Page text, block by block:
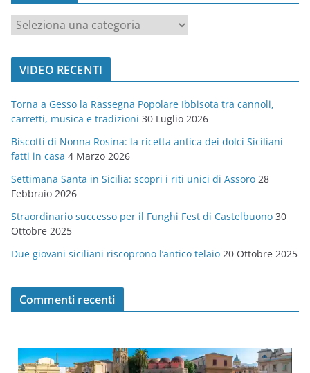
a
t
o
r
i
e
VIDEO RECENTI
Torna a Gesso la Rassegna Popolare Ibbisota tra cannoli,
carretti, musica e tradizioni 30 Luglio 2026
Biscotti di Nonna Rosina: la ricetta antica dei dolci Siciliani
fatti in casa 4 Marzo 2026
Settimana Santa in Sicilia: scopri i riti unici di Assoro 28
Febbraio 2026
Straordinario successo per il Funghi Fest di Castelbuono 30
Ottobre 2025
Due giovani siciliani riscoprono l’antico telaio 20 Ottobre 2025
Commenti recenti